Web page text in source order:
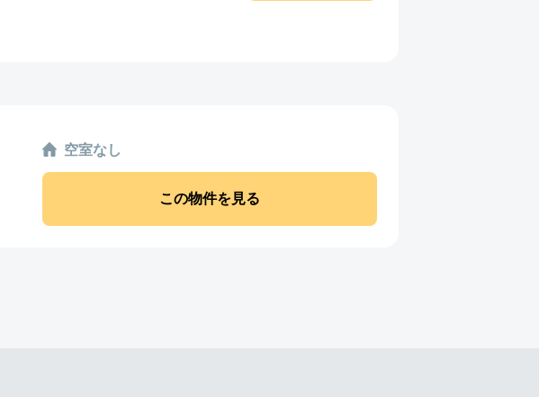
空室なし
この物件を見る